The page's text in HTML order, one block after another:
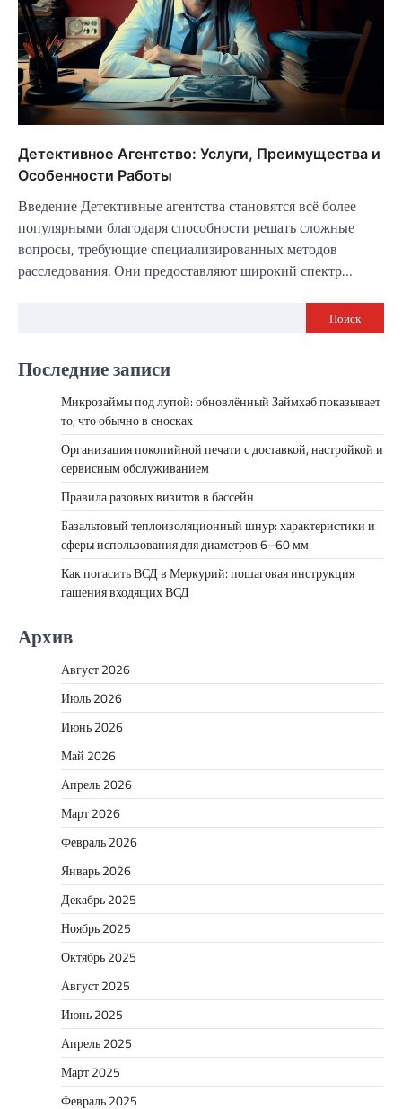
Детективное Агентство: Услуги, Преимущества и
Особенности Работы
Введение Детективные агентства становятся всё более
популярными благодаря способности решать сложные
вопросы, требующие специализированных методов
расследования. Они предоставляют широкий спектр…
Поиск
Последние записи
Микрозаймы под лупой: обновлённый Займхаб показывает
то, что обычно в сносках
Организация покопийной печати с доставкой, настройкой и
сервисным обслуживанием
Правила разовых визитов в бассейн
Базальтовый теплоизоляционный шнур: характеристики и
сферы использования для диаметров 6–60 мм
Как погасить ВСД в Меркурий: пошаговая инструкция
гашения входящих ВСД
Архив
Август 2026
Июль 2026
Июнь 2026
Май 2026
Апрель 2026
Март 2026
Февраль 2026
Январь 2026
Декабрь 2025
Ноябрь 2025
Октябрь 2025
Август 2025
Июнь 2025
Апрель 2025
Март 2025
Февраль 2025